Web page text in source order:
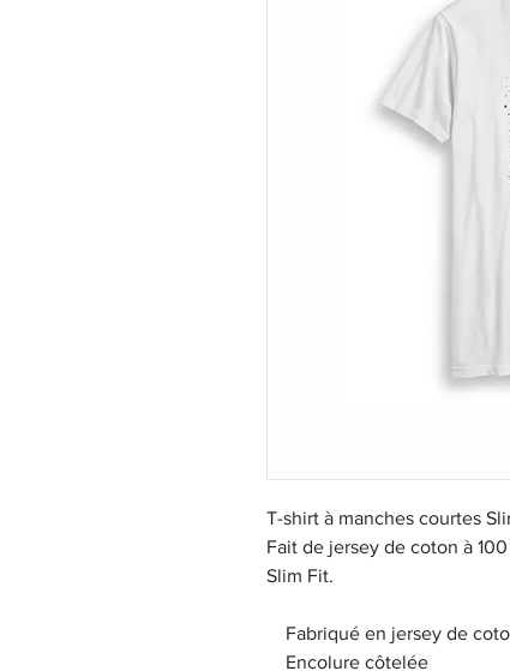
T-shirt à manches courtes
Fait de jersey de coton à
Slim Fit.
Fabriqué en jersey de
Encolure côtelée